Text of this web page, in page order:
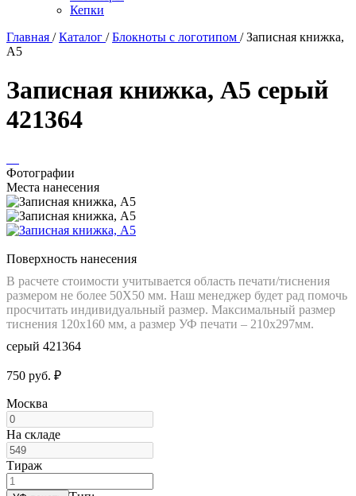
Кепки
Главная / Каталог / Блокноты с логотипом / Записная книжка,
A5
Записная книжка, A5 серый
421364
Фотографии
Места нанесения
Поверхность нанесения
В расчете стоимости учитывается область печати/тиснения
размером не более 50Х50 мм. Наш менеджер будет рад помочь
просчитать индивидуальный размер. Максимальный размер
тиснения 120х160 мм, а размер УФ печати – 210х297мм.
серый 421364
750 руб. ₽
Москва
На складе
Тираж